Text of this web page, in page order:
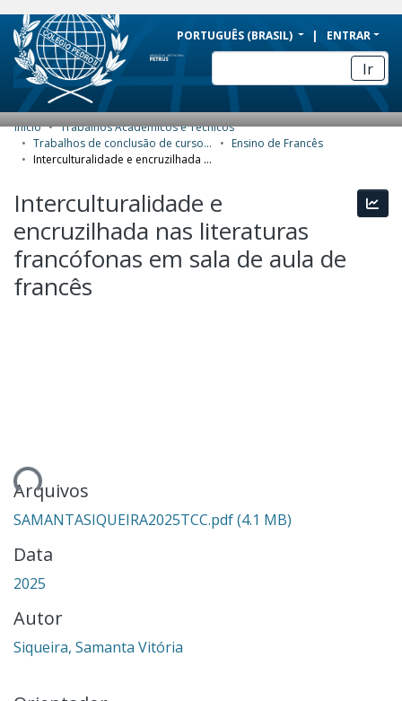
BRAZIL
Simplifique!
Comunica BR
Participe
Acesso à informação
Canais
PORTUGUÊS (BRASIL) ENTRAR
Ir
COMUNIDADES E COLEÇÕES
ESTATÍSTICAS
SOBRE
Início
Trabalhos Acadêmicos e Técnicos
Trabalhos de conclusão de curso de Especialização
Ensino de Francês
Interculturalidade e encruzilhada nas literaturas francófonas em sala de aula de francês
Interculturalidade e
encruzilhada nas literaturas
francófonas em sala de aula de
francês
Arquivos
SAMANTASIQUEIRA2025TCC.pdf(4.1 MB)
Data
2025
Autor
Siqueira, Samanta Vitória